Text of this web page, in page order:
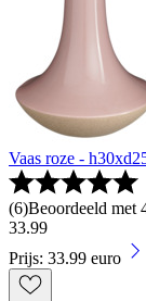
Vaas roze -
(6)Beoordeeld met
33.99
Prijs: 33.99 euro